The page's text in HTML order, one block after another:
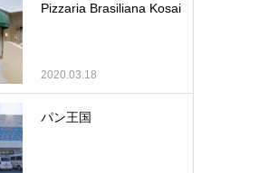
Pizzaria Brasiliana Kosai
2020.03.18
パン王国